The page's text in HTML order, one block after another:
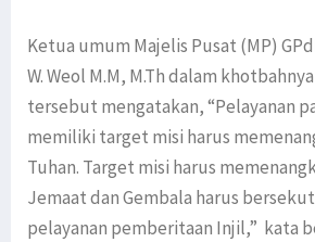
Ketua umum Majelis Pusat (MP)
W. Weol M.M, M.Th dalam
tersebut mengatakan, “Pelayanan
memiliki target misi harus
Tuhan. Target misi harus
Jemaat dan Gembala harus
pelayanan pemberitaan Injil,” kata